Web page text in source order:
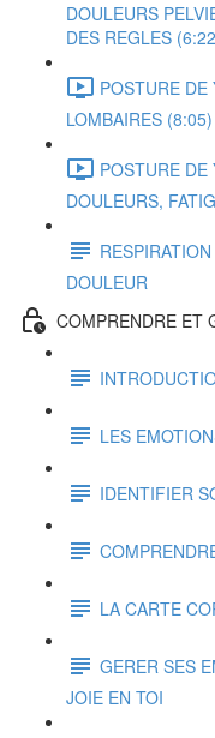
DOULEURS
DES REGLES
POSTURE DE
LOMBAIRES (8:05)
POSTURE DE
DOULEURS,
DOULEUR
COMPRENDRE ET
LES
IDENTIFIER
LA CARTE
GERER SES
JOIE EN TOI